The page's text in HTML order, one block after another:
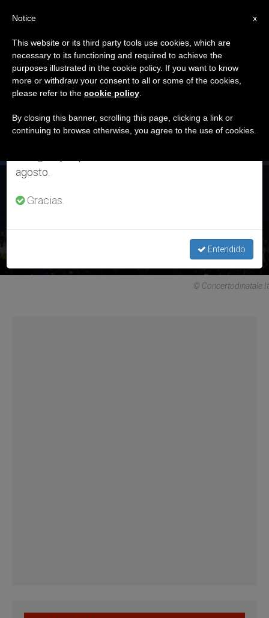
ETIQUETA
Posts Tagged ‘Simone
Cristicchi’
ÚLTIMAS NOTICIAS
27º Concierto de Navidad en apoyo del proyecto
«Hagamos red por la Amazonía»
© Concertodinatale.it
×
Aviso importante
Del 27 de julio al 7 de agosto haremos la pausa
anual, aprovechando que en el periodo de verano
se generan menos informaciones y también el
agosto.
Gracias.
Entendido
x
Notice
This website or its third party tools use cookies, which are
necessary to its functioning and required to achieve the
purposes illustrated in the cookie policy. If you want to know
more or withdraw your consent to all or some of the cookies,
please refer to the cookie policy
By closing this banner, scrolling this page, clicking a link or
continuing to browse otherwise, you agree to the use of cookies.